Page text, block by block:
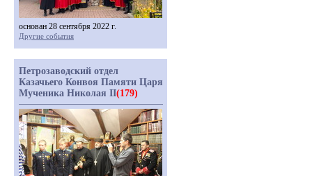
основан 28 сентября 2022 г.
Другие события
Петрозаводский отдел
Казачьего Конвоя Памяти Царя
Мученика Николая II(179)